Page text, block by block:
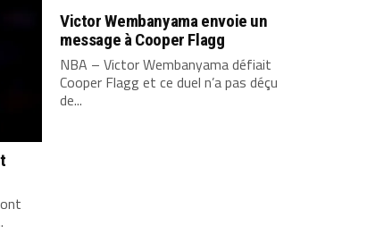
Victor Wembanyama envoie un
message à Cooper Flagg
NBA – Victor Wembanyama défiait
Cooper Flagg et ce duel n’a pas déçu
de...